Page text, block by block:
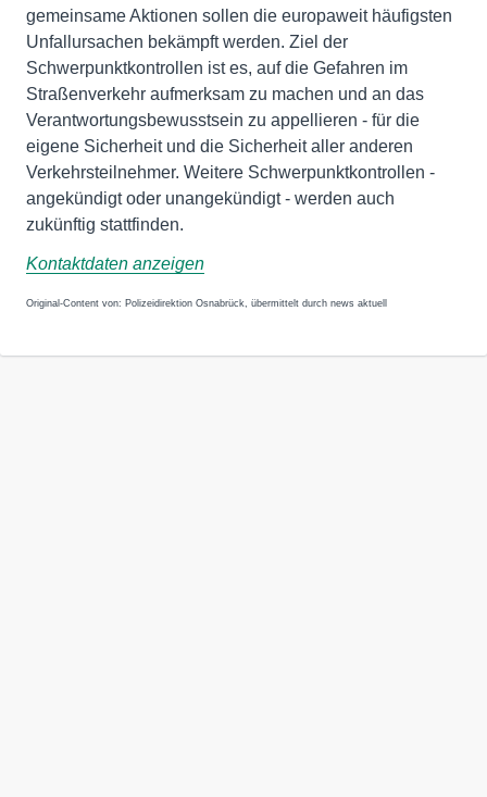
gemeinsame Aktionen sollen die europaweit häufigsten
Unfallursachen bekämpft werden. Ziel der
Schwerpunktkontrollen ist es, auf die Gefahren im
Straßenverkehr aufmerksam zu machen und an das
Verantwortungsbewusstsein zu appellieren - für die
eigene Sicherheit und die Sicherheit aller anderen
Verkehrsteilnehmer. Weitere Schwerpunktkontrollen -
angekündigt oder unangekündigt - werden auch
zukünftig stattfinden.
Kontaktdaten anzeigen
Original-Content von: Polizeidirektion Osnabrück, übermittelt durch news aktuell